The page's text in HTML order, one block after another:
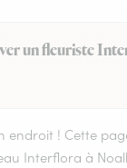
un fleuriste
endroit ! Cette
Interflora à